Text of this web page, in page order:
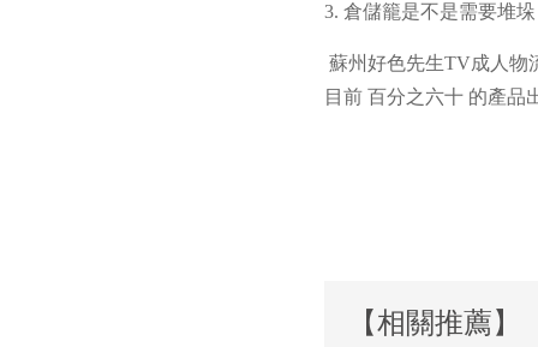
3. 倉儲籠是不是需要堆
蘇州好色先生TV成人物
目前 百分之六十 的產品
【相關推薦】